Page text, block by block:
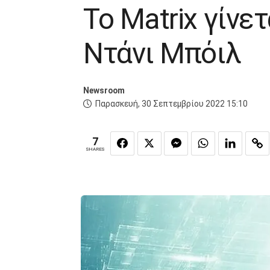
Το Matrix
Ντάνι Μπόιλ
Newsroom
Παρασκευή, 30 Σεπτεμβρίου 2022 15:10
7
SHARES